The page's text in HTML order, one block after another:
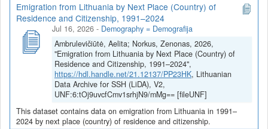
Emigration from Lithuania by Next Place (Country) of
Residence and Citizenship, 1991–2024
Jul 16, 2026 - Demography = Demografija
Ambrulevičiūtė, Aelita; Norkus, Zenonas, 2026,
"Emigration from Lithuania by Next Place (Country) of
Residence and Citizenship, 1991–2024",
https://hdl.handle.net/21.12137/PP23HK, Lithuanian
Data Archive for SSH (LiDA), V2,
UNF:6:tOj9uvcfCmv1srhjN9/mMg== [fileUNF]
This dataset contains data on emigration from Lithuania in 1991–
2024 by next place (country) of residence and citizenship.